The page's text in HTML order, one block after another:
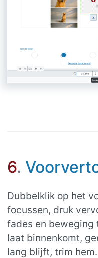
6.
Dubbelklik op het
focussen, druk
fades en beweging
laat binnenkomt,
lang blijft, trim